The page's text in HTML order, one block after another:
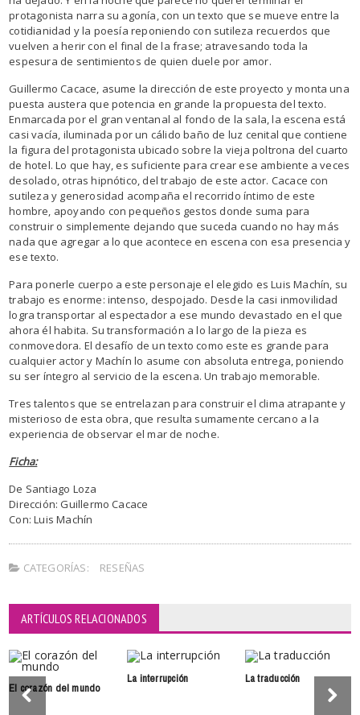
protagonista narra su agonía, con un texto que se mueve entre la
cotidianidad y la poesía reponiendo con sutileza recuerdos que
vuelven a herir con el final de la frase; atravesando toda la
espesura de sentimientos de quien duele por amor.
Guillermo Cacace, asume la dirección de este proyecto y monta una
puesta austera que potencia en grande la propuesta del texto.
Enmarcada por el gran ventanal al fondo de la sala, la escena está
casi vacía, iluminada por un cálido baño de luz cenital que contiene
la figura del protagonista ubicado sobre la vieja poltrona del cuarto
de hotel. Lo que hay, es suficiente para crear ese ambiente a veces
desolado, otras hipnótico, del trabajo de este actor. Cacace con
sutileza y generosidad acompaña el recorrido íntimo de este
hombre, apoyando con pequeños gestos donde suma para
construir o simplemente dejando que suceda cuando no hay más
nada que agregar a lo que acontece en escena con esa presencia y
ese texto.
Para ponerle cuerpo a este personaje el elegido es Luis Machín, su
trabajo es enorme: intenso, despojado. Desde la casi inmovilidad
logra transportar al espectador a ese mundo devastado en el que
ahora él habita. Su transformación a lo largo de la pieza es
conmovedora. El desafío de un texto como este es grande para
cualquier actor y Machín lo asume con absoluta entrega, poniendo
su ser íntegro al servicio de la escena. Un trabajo memorable.
Tres talentos que se entrelazan para construir el clima atrapante y
misterioso de esta obra, que resulta sumamente cercano a la
experiencia de observar el mar de noche.
Ficha:
De Santiago Loza
Dirección: Guillermo Cacace
Con: Luis Machín
CATEGORÍAS: RESEÑAS
ARTÍCULOS RELACIONADOS
El corazón del mundo
La interrupción La traducción